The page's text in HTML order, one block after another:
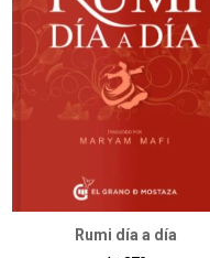
Rumi día a día